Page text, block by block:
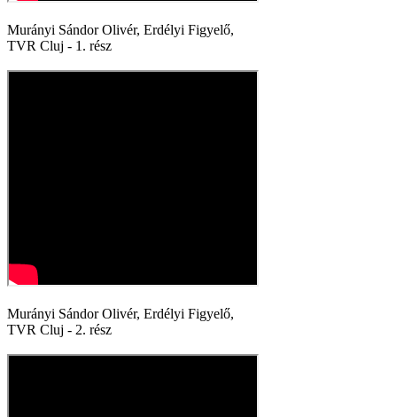
Murányi Sándor Olivér, Erdélyi Figyelő,
TVR Cluj - 1. rész
Murányi Sándor Olivér, Erdélyi Figyelő,
TVR Cluj - 2. rész